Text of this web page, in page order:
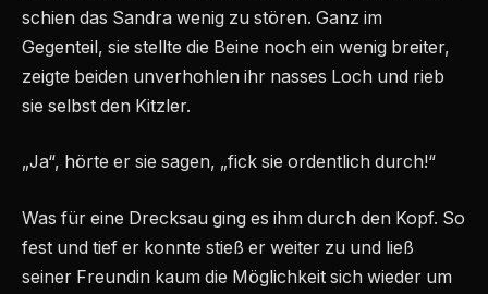
schien das Sandra wenig zu stören. Ganz im
Gegenteil, sie stellte die Beine noch ein wenig breiter,
zeigte beiden unverhohlen ihr nasses Loch und rieb
sie selbst den Kitzler.
„Ja“, hörte er sie sagen, „fick sie ordentlich durch!“
Was für eine Drecksau ging es ihm durch den Kopf. So
fest und tief er konnte stieß er weiter zu und ließ
seiner Freundin kaum die Möglichkeit sich wieder um